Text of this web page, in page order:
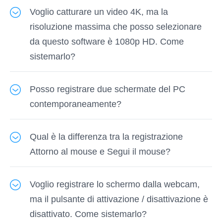
che l'interruttore audio sia abilitato.
Dopo aver selezionato "Video Recorder", è
necessario attivare "Microfono" o / e "Suono di
Voglio catturare un video 4K, ma la
risoluzione massima che posso selezionare
da questo software è 1080p HD. Come
sistemarlo?
registrazione video 4K, ma dovresti soddisfare
le due richieste. Il primo è che il video che stai
catturando ha una risoluzione 4K e il secondo è
che dovresti assicurarti che il tuo monitor 4K
Ultra HD venga visualizzato.
Posso registrare due schermate del PC
contemporaneamente?
attualmente solo la registrazione della
schermata del display principale. È tuttavia
possibile selezionare la schermata di
visualizzazione principale dalle schermate a più
schermi prima della registrazione.
Qual è la differenza tra la registrazione
Attorno al mouse e Segui il mouse?
in cui l'area di registrazione cambierà quando si
sposta il mouse e l'area sarà sempre centrata
sul mouse.
Voglio registrare lo schermo dalla webcam,
ma il pulsante di attivazione / disattivazione è
disattivato. Come sistemarlo?